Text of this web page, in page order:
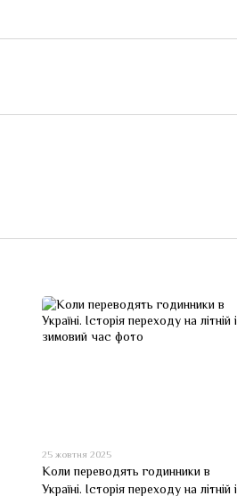
25 жовтня 2025
Коли переводять годинники в
Україні. Історія переходу на літній і